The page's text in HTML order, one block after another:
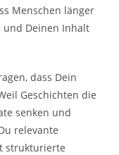
Menschen länger
und Deinen Inhalt
dass Dein
Geschichten die
senken und
relevante
strukturierte